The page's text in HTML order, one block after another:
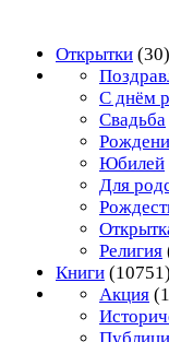
Открытки (30)
С днём
Свадьба
Юбилей
Для
Религия
Книги (10751)
Акция